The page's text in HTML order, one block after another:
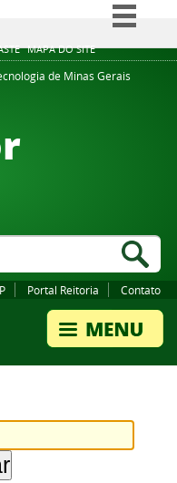
MAPA DO SITE
Simplifique!
Comunica BR
de Minas Gerais
Portal Reitoria Contato